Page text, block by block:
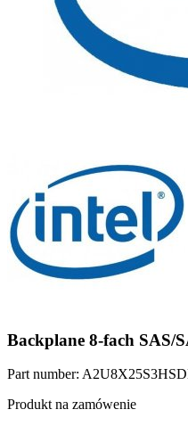
Backplane 8-fach SAS/
Part number:
Produkt na zamówenie